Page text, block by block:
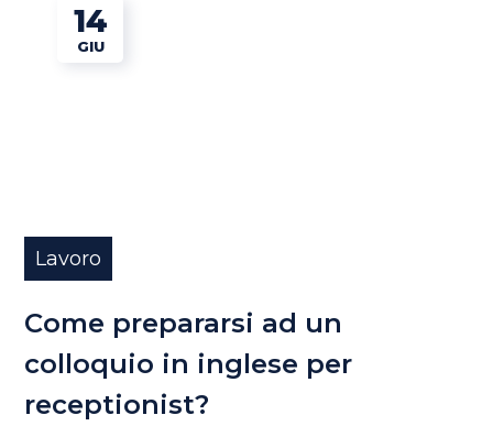
14
GIU
Lavoro
Come prepararsi ad un
colloquio in inglese per
receptionist?